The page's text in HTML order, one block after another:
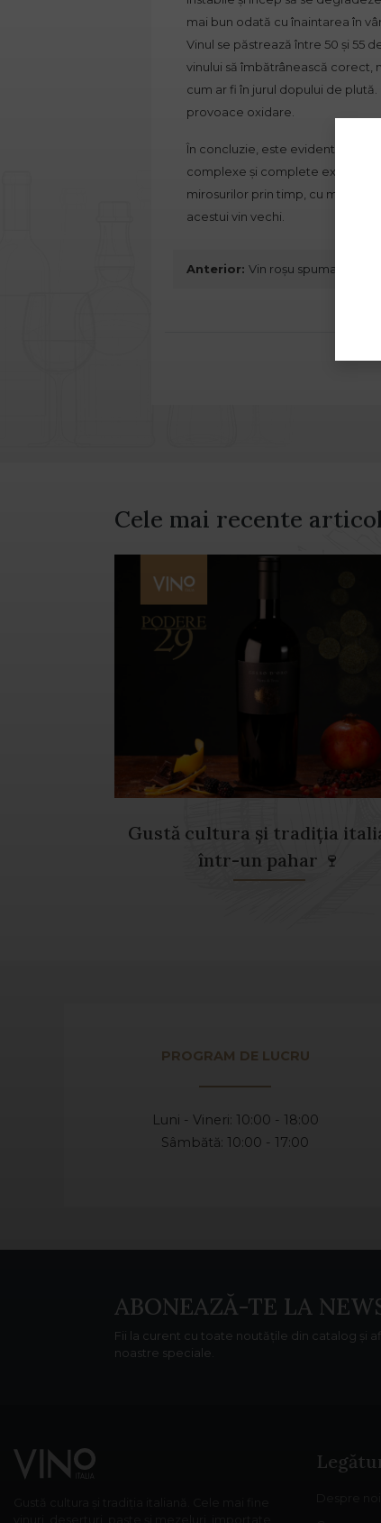
mai bun odată cu înaintarea în
Vinul se păstrează între 50 și 55
vinului să îmbătrânească corect,
cum ar fi în jurul dopului de
provoace oxidare.
În concluzie, este evident că se
complexe și complete
mirosurilor prin timp, cu
acestui vin vechi
Anterior: Vin roșu spumant: bine
Cele mai recente
Gustă cultura și tradiția
într-un pahar 🍷
PROGRAM DE LUCRU
Luni - Vineri: 10:00 - 18:00
Sâmbătă: 10:00 - 17:00
ABONEAZĂ-TE LA
Fii la curent cu toate noutățile din catalog și
noastre speciale.